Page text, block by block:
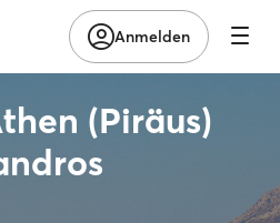
Anmelden
(Piräus)